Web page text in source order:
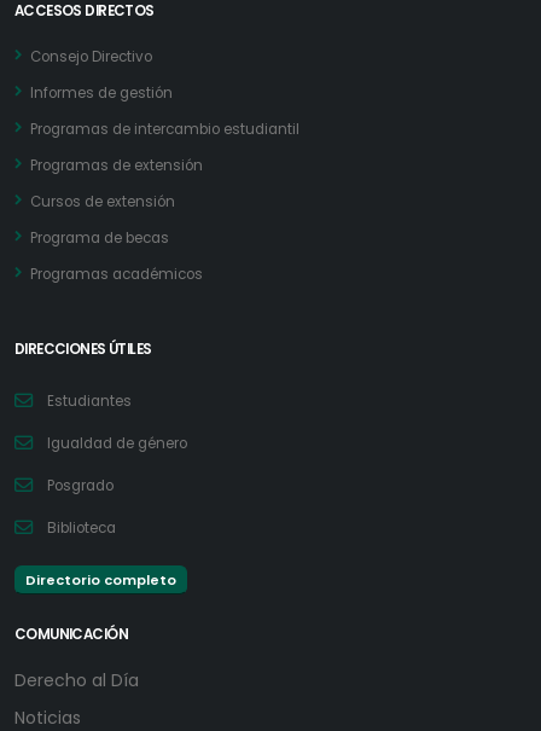
ACCESOS DIRECTOS
Consejo Directivo
Informes de gestión
Programas de intercambio estudiantil
Programas de extensión
Cursos de extensión
Programa de becas
Programas académicos
DIRECCIONES ÚTILES
Estudiantes
Igualdad de género
Posgrado
Biblioteca
Directorio completo
COMUNICACIÓN
Derecho al Día
Noticias